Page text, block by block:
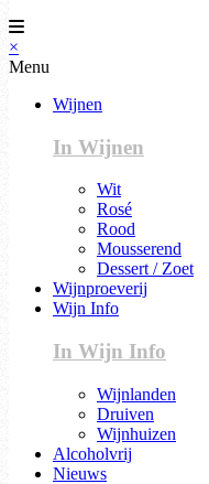
×
Menu
Wijnen
In Wijnen
Wit
Rosé
Rood
Mousserend
Dessert / Zoet
Wijnproeverij
Wijn Info
In Wijn Info
Wijnlanden
Druiven
Wijnhuizen
Alcoholvrij
Nieuws